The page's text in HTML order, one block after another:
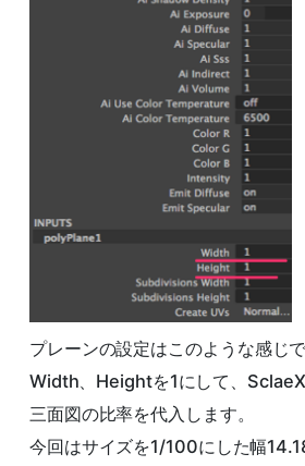
プレーンの設定はこのような感じで
Width、Heightを1にして、
三面図の比率を代入します。
今回はサイズを1/100にした幅